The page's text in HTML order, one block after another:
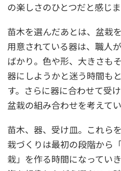
の楽しさのひとつだと感じま
苗木を選んだあとは、盆栽
用意されている器は、職人
ばかり。色や形、大きさも
器にしようかと迷う時間も
す。さらに器に合わせて受
盆栽の組み合わせを考えてい
苗木、器、受け皿。これら
栽づくりは最初の段階から
栽」を作る時間になってい